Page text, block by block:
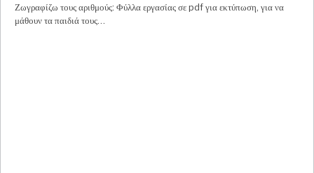
Ζωγραφίζω τους αριθμούς: Φύλλα εργασίας σε pdf για εκτύπωση, για να
μάθουν τα παιδιά τους…